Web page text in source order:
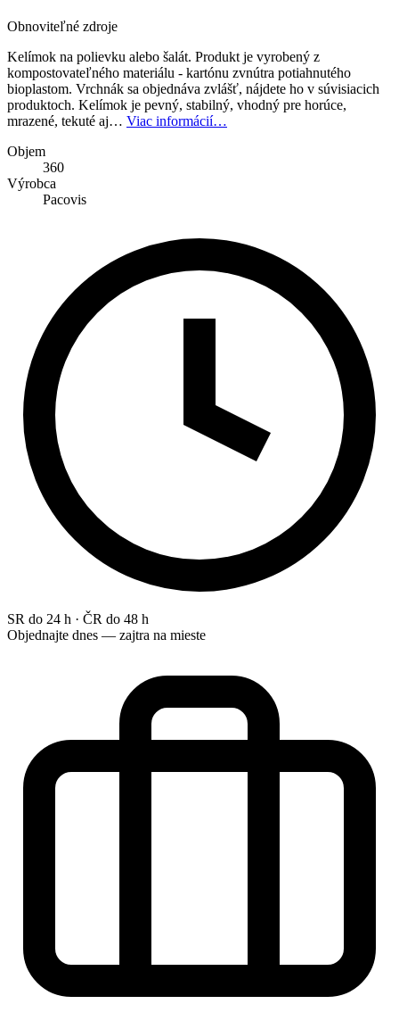
Obnoviteľné zdroje
Kelímok na polievku alebo šalát. Produkt je vyrobený z
kompostovateľného materiálu - kartónu zvnútra potiahnutého
bioplastom. Vrchnák sa objednáva zvlášť, nájdete ho v súvisiacich
produktoch. Kelímok je pevný, stabilný, vhodný pre horúce,
mrazené, tekuté aj… Viac informácií…
Objem
360
Výrobca
Pacovis
SR do 24 h · ČR do 48 h
Objednajte dnes — zajtra na mieste